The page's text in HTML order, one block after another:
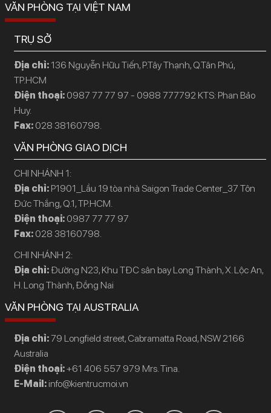
VĂN PHÒNG TẠI VIỆT NAM
TRỤ SỞ
Địa chỉ: 136 Nguyễn Hữu Tiến, P.Tây Thạnh, Q.Tân Phú,
TP.HCM
Điện thoại: 0987 77 77 97 - 0988 777792 KTS: Phan Bảo
Huy.
Fax: 028 38160798.
VĂN PHÒNG GIAO DỊCH
CHI NHÁNH 1:
Địa chỉ: P1901_Lầu 19 tòa nhà Saigon Trade Center_37 Tôn
Đức Thắng, Q.1, TP.HCM.
Điện thoại: 0987 77 77 97
Fax: 028 38160798.
CHI NHÁNH 2:
Địa chỉ:Đường N23, Khu TĐC sân bay Long Thành, X. Lộc An,
H. Long Thành, Đồng Nai
VĂN PHÒNG TẠI AUSTRALIA
Địa chỉ:79 Longfield street, Cabramatta Road, NSW 2166
Australia
Điện thoại:+61 406 557 979 Mrs. Tina.
E-Mail: info@kientrucmoi.vn